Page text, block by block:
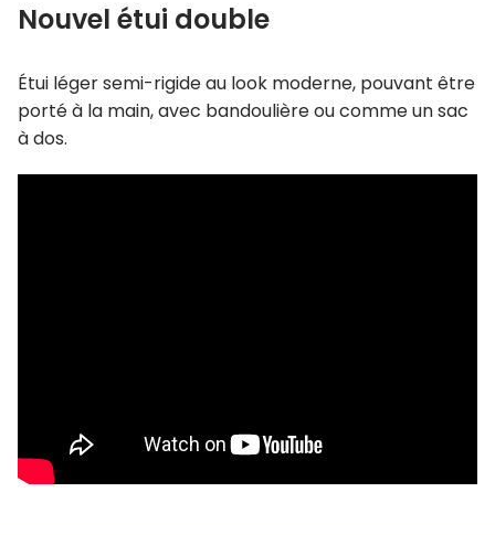
Nouvel étui double
Étui léger semi-rigide au look moderne, pouvant être
porté à la main, avec bandoulière ou comme un sac
à dos.